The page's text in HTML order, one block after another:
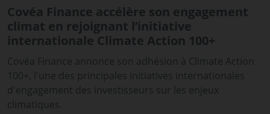
Covéa Finance accélère son engagement
climat en rejoignant l’initiative
internationale Climate Action 100+
Covéa Finance annonce son adhésion à Climate Action
100+, l'une des principales initiatives internationales
d'engagement des investisseurs sur les enjeux
climatiques.